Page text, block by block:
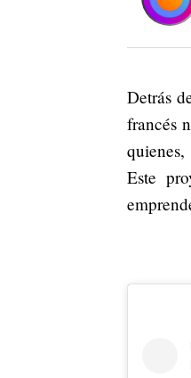
Detrás
francés
Este